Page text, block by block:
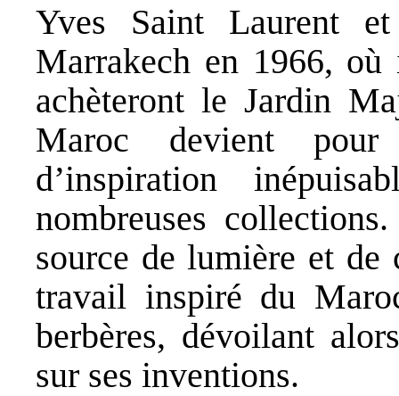
Yves Saint Laurent
Marrakech en 1966,
achèteront le Jardin
Maroc devient
d’inspiration
nombreuses
source de lumière et de
travail inspiré du
berbères, dévoilant
sur ses inventions.